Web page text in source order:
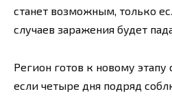
станет возможным, только
случаев заражения будет
Регион готов к новому этапу
если четыре дня подряд